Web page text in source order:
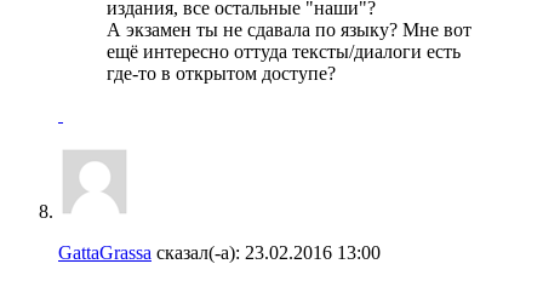
издания, все остальные "наши"?
А экзамен ты не сдавала по языку? Мне вот
ещё интересно оттуда тексты/диалоги есть
где-то в открытом доступе?
GattaGrassa сказал(-а): 23.02.2016 13:00